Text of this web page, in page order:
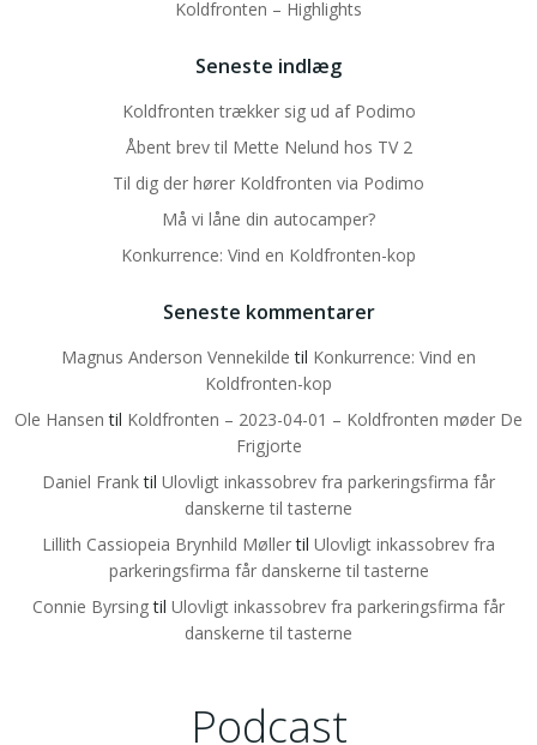
Koldfronten – Highlights
Seneste indlæg
Koldfronten trækker sig ud af Podimo
Åbent brev til Mette Nelund hos TV 2
Til dig der hører Koldfronten via Podimo
Må vi låne din autocamper?
Konkurrence: Vind en Koldfronten-kop
Seneste kommentarer
Magnus Anderson Vennekilde til Konkurrence: Vind en
Koldfronten-kop
Ole Hansen til Koldfronten – 2023-04-01 – Koldfronten møder De
Frigjorte
Daniel Franktil Ulovligt inkassobrev fra parkeringsfirma får
danskerne til tasterne
Lillith Cassiopeia Brynhild Møllertil Ulovligt inkassobrev fra
parkeringsfirma får danskerne til tasterne
Connie Byrsingtil Ulovligt inkassobrev fra parkeringsfirma får
danskerne til tasterne
Podcast